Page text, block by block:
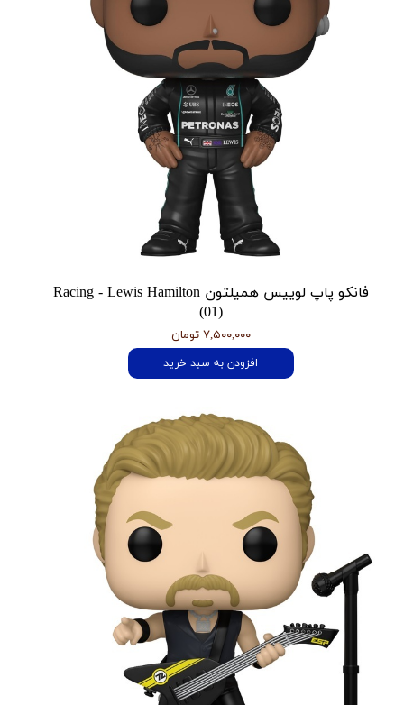
فانکو پاپ لوییس همیلتون Racing - Lewis Hamilton
(01)
۷,۵۰۰,۰۰۰ تومان
افزودن به سبد خرید